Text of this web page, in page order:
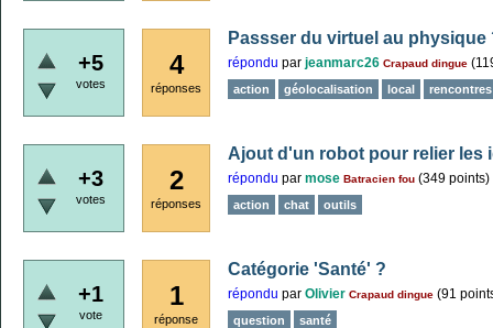
+5
votes
4
réponses
Passser du virtuel au physique
répondu par jeanmarc26 Crapaud dingue (
action géolocalisation local rencontres
+3
votes
2
réponses
Ajout d'un robot pour relier les
répondu par mose Batracien fou (349 points)
action chat outils
+1
vote
1
réponse
Catégorie 'Santé' ?
répondu par Olivier Crapaud dingue (91
question santé